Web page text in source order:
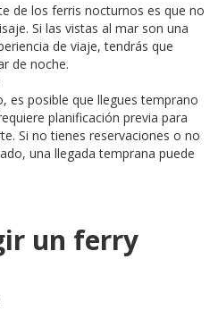
de los ferris nocturnos es que no
Si las vistas al mar son una
de viaje, tendrás que
de noche.
es posible que llegues temprano
planificación previa para
Si no tienes reservaciones o no
una llegada temprana puede
un ferry